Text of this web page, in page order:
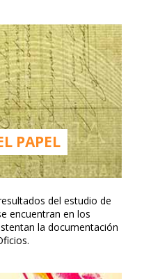
PAPEL
del estudio de
encuentran en los
la documentación